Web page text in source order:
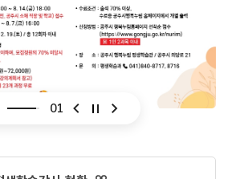
01
슬라이드 이전슬라이드 다음